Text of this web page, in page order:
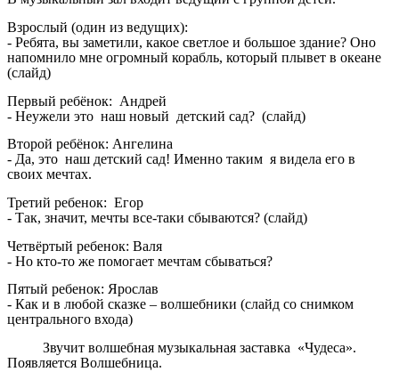
Взрослый (один из ведущих):
- Ребята, вы заметили, какое светлое и большое здание? Оно
напомнило мне огромный корабль, который плывет в океане
(слайд)
Первый ребёнок: Андрей
- Неужели это наш новый детский сад? (слайд)
Второй ребёнок: Ангелина
- Да, это наш детский сад! Именно таким я видела его в
своих мечтах.
Третий ребенок: Егор
- Так, значит, мечты все-таки сбываются? (слайд)
Четвёртый ребенок: Валя
- Но кто-то же помогает мечтам сбываться?
Пятый ребенок: Ярослав
- Как и в любой сказке – волшебники (слайд со снимком
центрального входа)
Звучит волшебная музыкальная заставка «Чудеса».
Появляется Волшебница.